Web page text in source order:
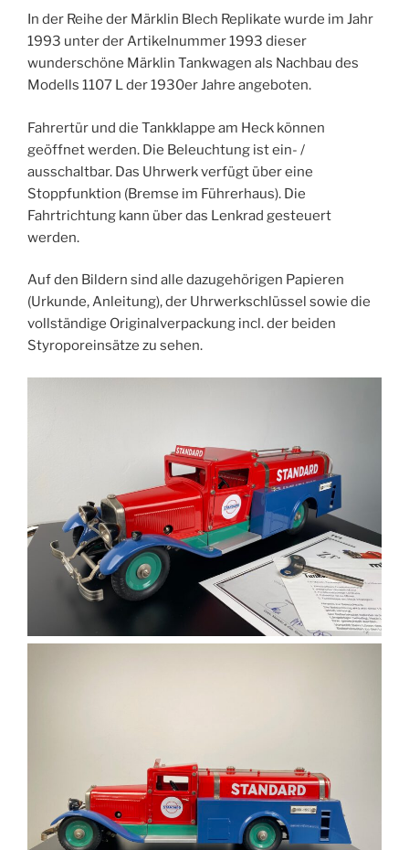
In der Reihe der Märklin Blech Replikate wurde im Jahr
1993 unter der Artikelnummer 1993 dieser
wunderschöne Märklin Tankwagen als Nachbau des
Modells 1107 L der 1930er Jahre angeboten.
Fahrertür und die Tankklappe am Heck können
geöffnet werden. Die Beleuchtung ist ein- /
ausschaltbar. Das Uhrwerk verfügt über eine
Stoppfunktion (Bremse im Führerhaus). Die
Fahrtrichtung kann über das Lenkrad gesteuert
werden.
Auf den Bildern sind alle dazugehörigen Papieren
(Urkunde, Anleitung), der Uhrwerkschlüssel sowie die
vollständige Originalverpackung incl. der beiden
Styroporeinsätze zu sehen.